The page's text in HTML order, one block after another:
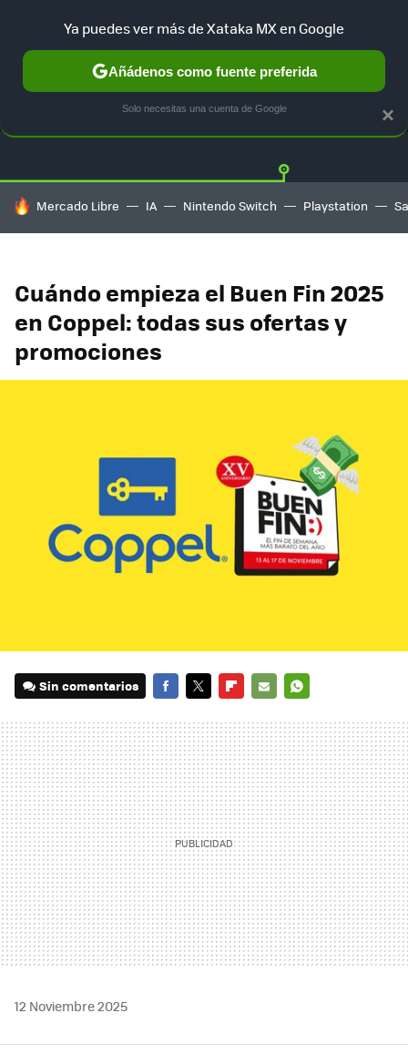
GUÍA DE COMPRAS MERCADO LIBRE
HOY SE HABLA DE
Mercado Libre IA Nintendo Switch Playstation
Cuándo empieza el Buen Fin 2025
en Coppel: todas sus ofertas y
promociones
Sin comentarios
MAIL
12 Noviembre 2025
×
Ya puedes ver más de Xataka MX en Google
Añádenos como fuente preferida
Solo necesitas una cuenta de Google